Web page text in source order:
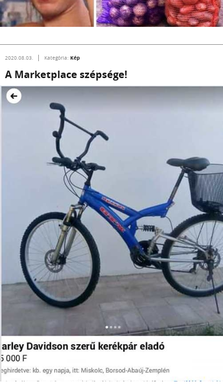
2020.08.03. Kategória: Kép
A Marketplace szépsége!